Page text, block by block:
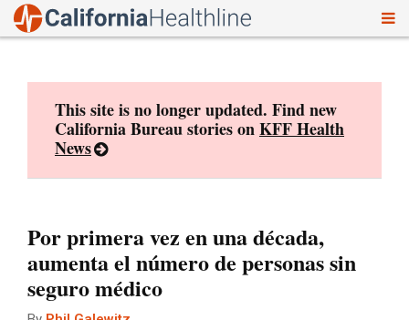
This site is no longer updated. Find new
California Bureau stories onKFF Health
News
Por primera vez en una década,
aumenta el número de personas sin
seguro médico